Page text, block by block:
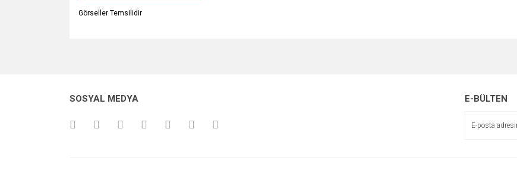
Görseller Temsilidir
Ürün açıklamasında eksik bilgiler bulunuyor.
SOSYAL MEDYA E-BÜLTEN